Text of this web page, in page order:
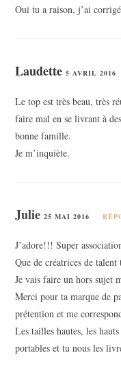
Oui tu a raison, j’ai
Laudette 5 AVRIL 2016
Le top est très beau, très
faire mal en se livrant à
bonne famille.
Je m’inquiète.
Julie25 MAI 2016
J’adore!!! Super
Que de créatrices de
Je vais faire un hors sujet
Merci pour ta marque de
prétention et me
Les tailles hautes, les
portables et tu nous les